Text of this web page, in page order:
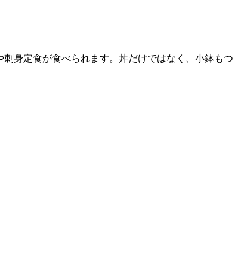
身定食が食べられます。丼だけではなく、小鉢もつ